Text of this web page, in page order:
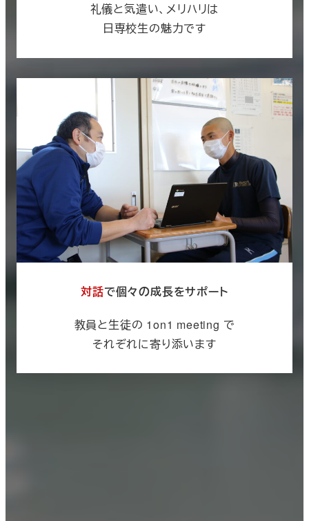
礼儀と気遣い、メリハリは
日専校生の魅力です
対話で個々の成長をサポート
教員と生徒の 1on1 meeting で
それぞれに寄り添います